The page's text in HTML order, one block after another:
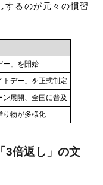
するのが元々の慣習
ー」を開始
デー」を正式制定
展開、全国に普及
り物が多様化
3倍返し」の文